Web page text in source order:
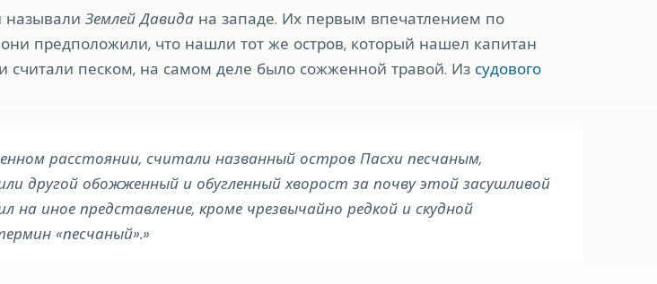
называли Землей Давида на западе. Их первым впечатлением по
предположили, что нашли тот же остров, который нашел капитан
считали песком, на самом деле было сожженной травой. Из судового
расстоянии, считали названный остров Пасхи песчаным,
другой обожженный и обугленный хворост за почву этой засушливой
иное представление, кроме чрезвычайно редкой и скудной
«песчаный».